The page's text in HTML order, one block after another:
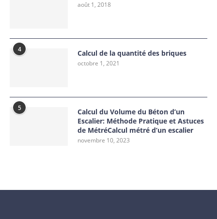
août 1, 2018
4 Calcul de la quantité des briques
octobre 1, 2021
5
Calcul du Volume du Béton d’un
Escalier: Méthode Pratique et Astuces
de MétréCalcul métré d’un escalier
novembre 10, 2023